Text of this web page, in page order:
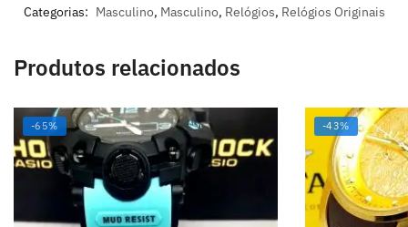
Categorias: Masculino, Masculino, Relógios, Relógios Originais
Produtos relacionados
-65% -43%